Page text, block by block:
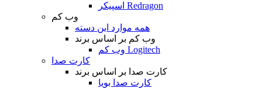
اسپیکر Redragon
وب کم
همه موارد این دسته
وب کم بر اساس برند
وب کم Logitech
کارت صدا
کارت صدا بر اساس برند
کارت صدا بویا